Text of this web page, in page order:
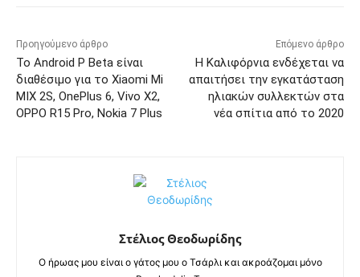
Προηγούμενο άρθρο
Το Android P Beta είναι
διαθέσιμο για το Xiaomi Mi
MIX 2S, OnePlus 6, Vivo X2,
OPPO R15 Pro, Nokia 7 Plus
Επόμενο άρθρο
Η Καλιφόρνια ενδέχεται να
απαιτήσει την εγκατάσταση
ηλιακών συλλεκτών στα
νέα σπίτια από το 2020
Στέλιος Θεοδωρίδης
Ο ήρωας μου είναι ο γάτος μου ο Τσάρλι και ακροάζομαι μόνο